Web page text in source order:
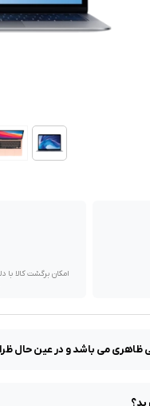
امکان برگشت کالا
ظاهری می باشد و در عین حال